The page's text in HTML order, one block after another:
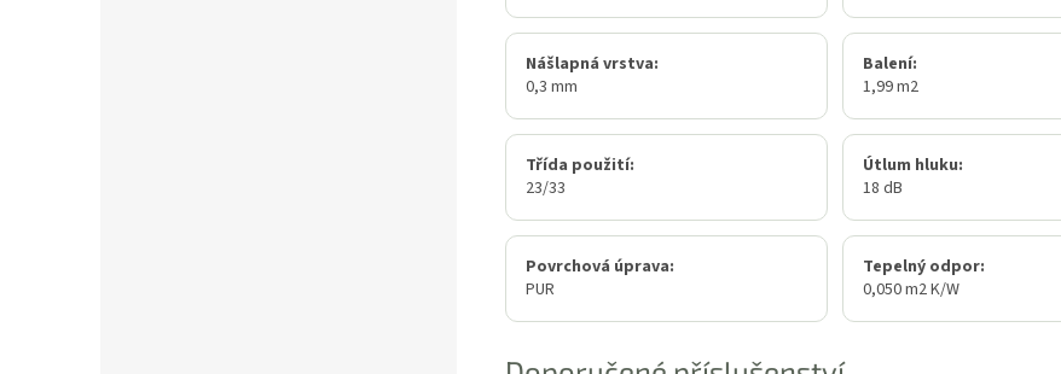
Nášlapná vrstva:
0,3 mm
Balení:
1,99 m2
Třída použití:
23/33
Útlum hluku:
18 dB
Povrchová úprava:
PUR
Tepelný odpor:
0,050 m2 K/W